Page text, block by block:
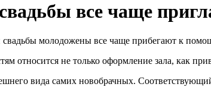
все чаще
молодожены все чаще прибегают к
относится не только оформление зала, как
вида самих новобрачных.